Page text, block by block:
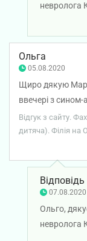
невролога
довіру і
здоров'я!
Ольга
05.08.2020
Щиро дякую
ввечері з
препаратів
реагував ні на
адекватний
повертатися до
Погодьтеся,
Марія
Відгук з сайту.
дитяча). Філія на
Відповідь
07.08.2020
Ольго,
невролога